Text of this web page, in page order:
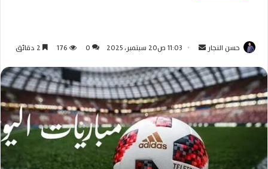
حسن النجار
س
ل
ب
ر
ي
د
ا
11:03 ص20 سبتمبر، 2025 0
176